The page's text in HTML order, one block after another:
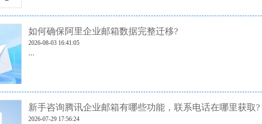
如何确保阿里企业邮箱数据完整迁移?
2026-08-03 16:41:05
...
新手咨询腾讯企业邮箱有哪些功能，联系电话在哪里获取?
2026-07-29 17:56:24